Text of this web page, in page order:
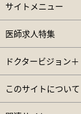
サイトメニュー
医師求人特集
ドクタービジョン＋
このサイトについて